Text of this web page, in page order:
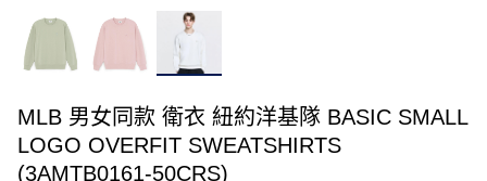
MLB 男女同款 衛衣 紐約洋基隊 BASIC SMALL
LOGO OVERFIT SWEATSHIRTS
(3AMTB0161-50CRS)